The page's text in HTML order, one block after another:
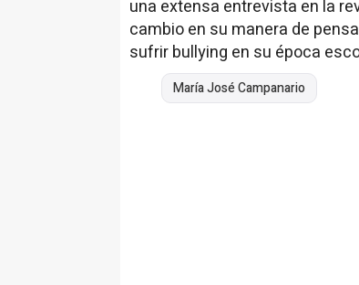
una extensa entrevista en la
cambio en su manera de
sufrir bullying en su época
María José Campanario